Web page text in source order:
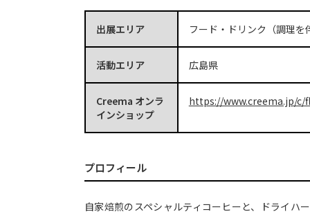
出展エリア フード・ドリンク（調理を
活動エリア 広島県
Creema オンラ
インショップ
https://www.creema.jp/
プロフィール
自家焙煎のスペシャルティコーヒーと、ドライハ